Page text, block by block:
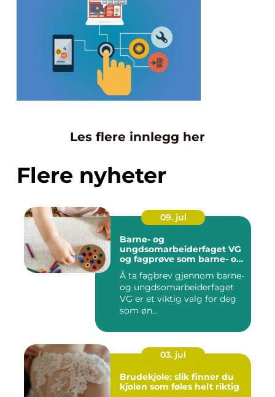
Les flere innlegg her
Flere nyheter
09. jul
Barne- og
ungdsomarbeiderfaget VG
og fagprøve som barne- og
ungdomsarbeider
Å ta fagbrev gjennom barne-
og ungdsomarbeiderfaget
VG er et viktig valg for deg
som øn...
03. jul
Brudekjole: slik finner du
kjolen som føles helt riktig